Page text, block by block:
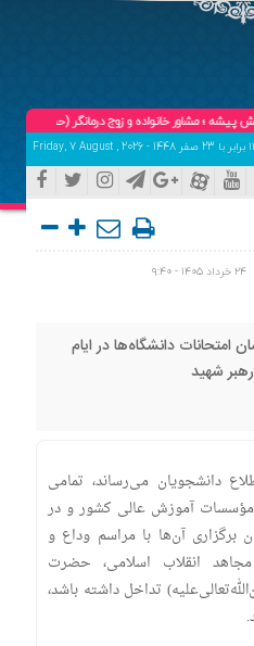
؛ مشاور خانواده و زوج درمانگر (حضوری و تلفنی ) تلفن
۲۴ خرداد ۱۴۰۵ - ۹:۴۰
امتحانات دانشگاه‌ها در ایام
شهید
دانشجویان می‌رساند، تمامی
مؤسسات آموزش عالی کشور و در
آن‌ها با مراسم وداع و
انقلاب اسلامی، حضرت
تداخل داشته باشد،